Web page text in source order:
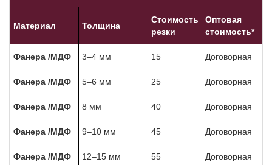
Материал Толщина
Стоимость
резки
Оптовая
стоимость*
Фанера /МДФ 3–4 мм 15 Договорная
Фанера /МДФ 5–6 мм 25 Договорная
Фанера /МДФ 8 мм 40 Договорная
Фанера /МДФ 9–10 мм 45 Договорная
Фанера /МДФ 12–15 мм 55 Договорная